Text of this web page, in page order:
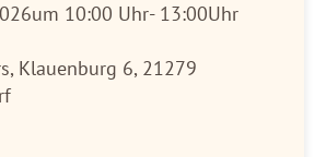
um 10:00 Uhr- 13:00Uhr
Klauenburg 6, 21279